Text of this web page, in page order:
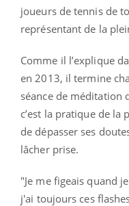
joueurs de tennis de
représentant de la
Comme il l’explique
en 2013, il termine
séance de méditation
c’est la pratique de la
de dépasser ses
lâcher prise.
"Je me figeais quand
j'ai toujours ces